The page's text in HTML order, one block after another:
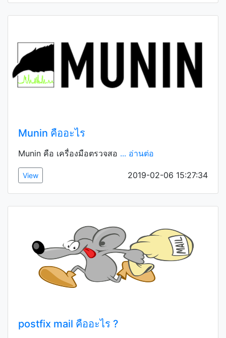
Munin คืออะไร
Munin คือ เครื่องมือตรวจสอ ... อ่านต่อ
View 2019-02-06 15:27:34
postfix mail คืออะไร ?